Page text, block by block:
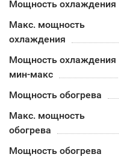
Мощность охлаждения
Макс. мощность
охлаждения
Мощность охлаждения
мин-макс
Мощность обогрева
Макс. мощность
обогрева
Мощность обогрева